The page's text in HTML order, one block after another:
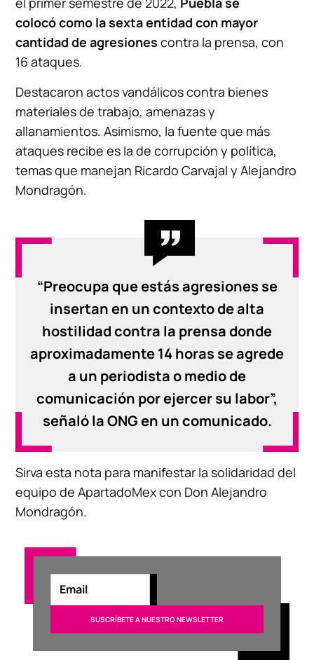
colocó como la sexta entidad con mayor
cantidad de agresiones contra la prensa, con
16 ataques.
Destacaron actos vandálicos contra bienes
materiales de trabajo, amenazas y
allanamientos. Asimismo, la fuente que más
ataques recibe es la de corrupción y política,
temas que manejan Ricardo Carvajal y Alejandro
Mondragón.
“Preocupa que estás agresiones se
insertan en un contexto de alta
hostilidad contra la prensa donde
aproximadamente 14 horas se agrede
a un periodista o medio de
comunicación por ejercer su labor”,
señaló la ONG en un comunicado.
Sirva esta nota para manifestar la solidaridad del
equipo de ApartadoMex con Don Alejandro
Mondragón.